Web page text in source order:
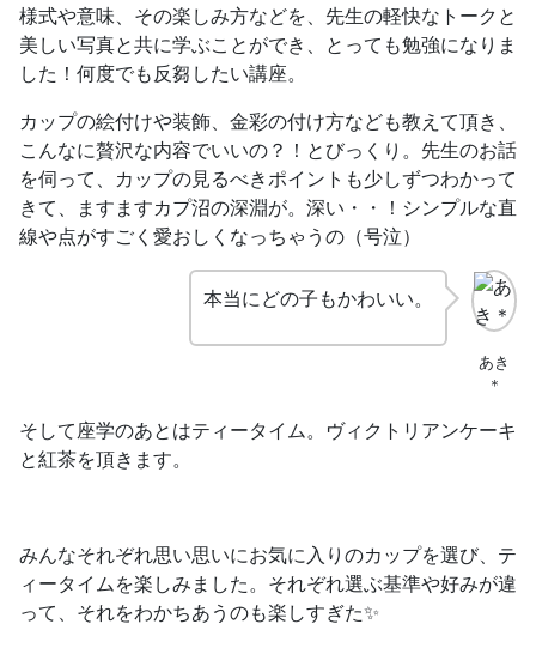
様式や意味、その楽しみ方などを、先生の軽快なトークと
美しい写真と共に学ぶことができ、とっても勉強になりま
した！何度でも反芻したい講座。
カップの絵付けや装飾、金彩の付け方なども教えて頂き、
こんなに贅沢な内容でいいの？！とびっくり。先生のお話
を伺って、カップの見るべきポイントも少しずつわかって
きて、ますますカプ沼の深淵が。深い・・！ シンプルな直
線や点がすごく愛おしくなっちゃうの （号泣）
あき
＊
本当にどの子もかわいい。
そして座学のあとはティータイム。ヴィクトリアンケーキ
と紅茶を頂きます。
みんなそれぞれ思い思いにお気に入りのカップを選び、テ
ィータイムを楽しみました。それぞれ選ぶ基準や好みが違
って、それをわかちあうのも楽しすぎた✨